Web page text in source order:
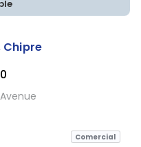
Chipre
Comercial